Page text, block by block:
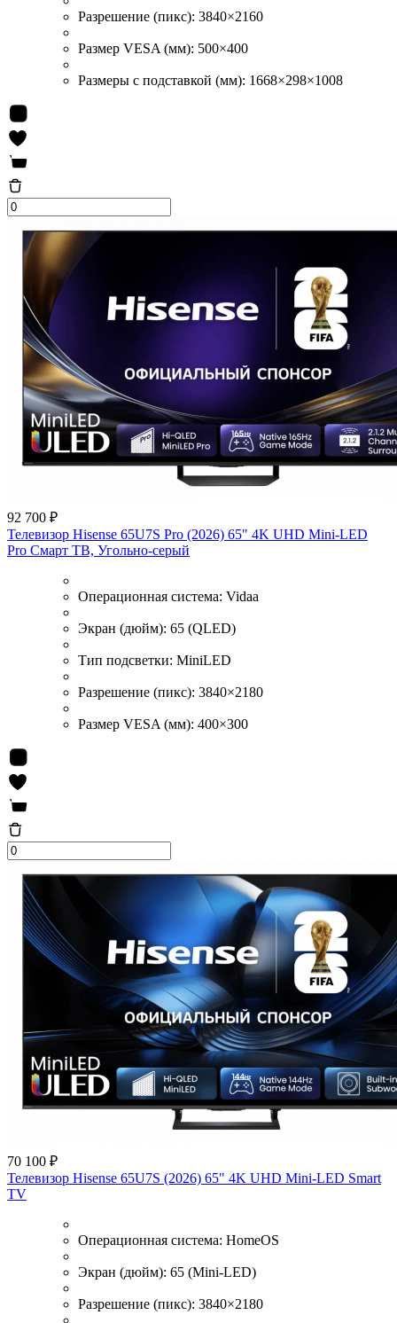
Разрешение (пикс): 3840×2160
Размер VESA (мм): 500×400
Размеры с подставкой (мм): 1668×298×1008
92 700 ₽
Телевизор Hisense 65U7S Pro (2026) 65" 4K UHD Mini-LED
Pro Смарт ТВ, Угольно-серый
Операционная система: Vidaa
Экран (дюйм): 65 (QLED)
Тип подсветки: MiniLED
Разрешение (пикс): 3840×2180
Размер VESA (мм): 400×300
70 100 ₽
Телевизор Hisense 65U7S (2026) 65" 4K UHD Mini-LED Smart
TV
Операционная система: HomeOS
Экран (дюйм): 65 (Mini-LED)
Разрешение (пикс): 3840×2180